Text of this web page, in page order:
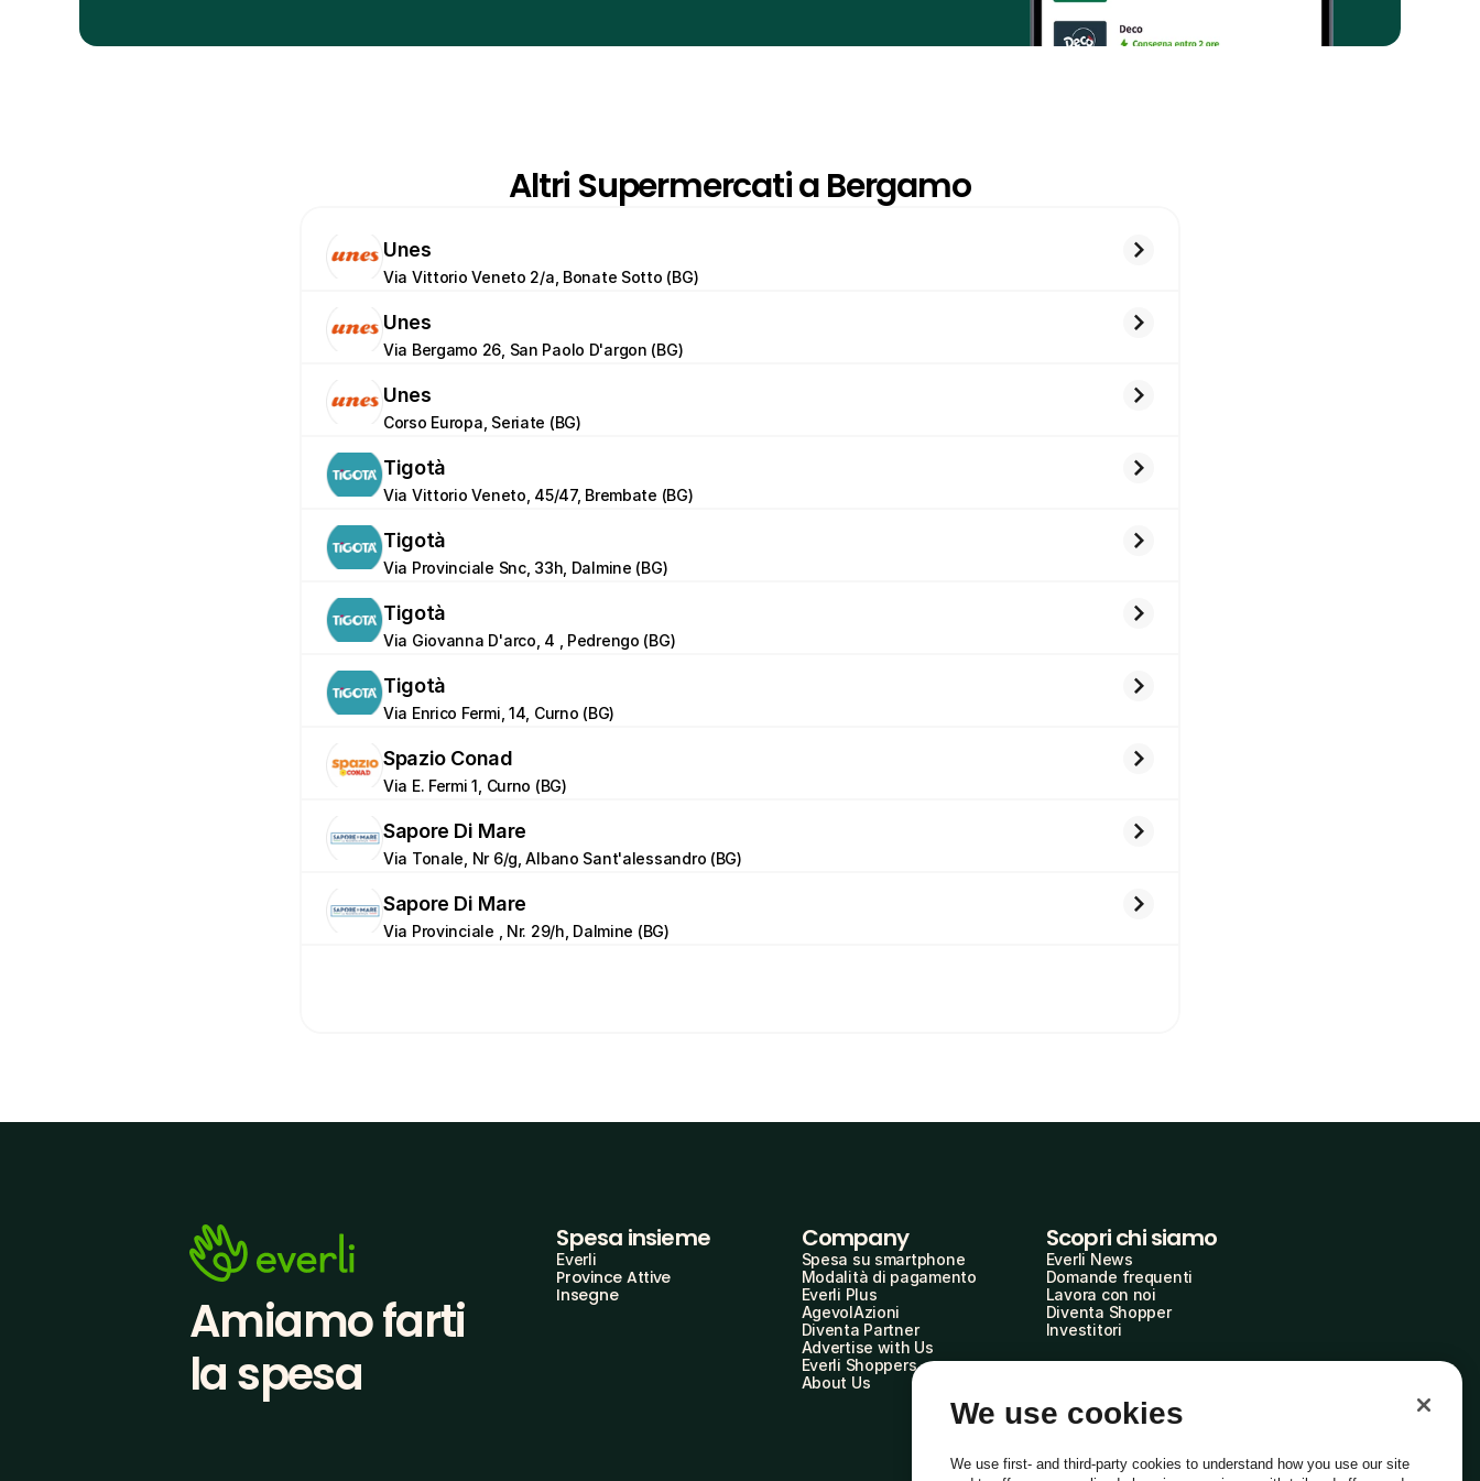
Altri Supermercati a Bergamo
Unes
Via Vittorio Veneto 2/a, Bonate Sotto (BG)
Unes
Via Bergamo 26, San Paolo D'argon (BG)
Unes
Corso Europa, Seriate (BG)
Tigotà
Via Vittorio Veneto, 45/47, Brembate (BG)
Tigotà
Via Provinciale Snc, 33h, Dalmine (BG)
Tigotà
Via Giovanna D'arco, 4 , Pedrengo (BG)
Tigotà
Via Enrico Fermi, 14, Curno (BG)
Spazio Conad
Via E. Fermi 1, Curno (BG)
Sapore Di Mare
Via Tonale, Nr 6/g, Albano Sant'alessandro (BG)
Sapore Di Mare
Via Provinciale , Nr. 29/h, Dalmine (BG)
Amiamo farti
la spesa
Spesa insieme
Everli
Province Attive
Insegne
Company
Spesa su smartphone
Modalità di pagamento
Everli Plus
AgevolAzioni
Diventa Partner
Advertise with Us
Everli Shoppers
About Us
Scopri chi siamo
Everli News
Domande frequenti
Lavora con noi
Diventa Shopper
Investitori
We use cookies
We use first- and third-party cookies to understand how you use our site